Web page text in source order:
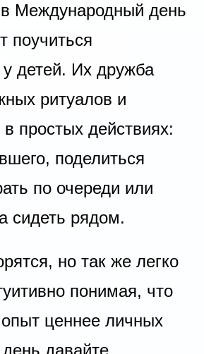
Международный день
поучиться
у детей. Их дружба
ритуалов и
в простых действиях:
поделиться
по очереди или
сидеть рядом.
но так же легко
понимая, что
ценнее личных
давайте